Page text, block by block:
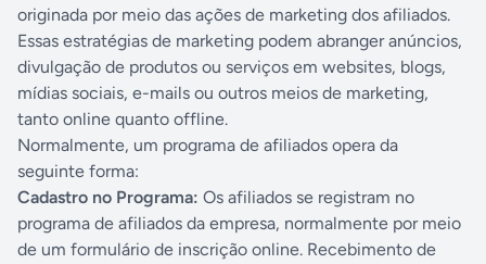
originada por meio das ações de marketing dos afiliados.
Essas estratégias de marketing podem abranger anúncios,
divulgação de produtos ou serviços em websites, blogs,
mídias sociais, e-mails ou outros meios de marketing,
tanto online quanto offline.
Normalmente, um programa de afiliados opera da
seguinte forma:
Cadastro no Programa: Os afiliados se registram no
programa de afiliados da empresa, normalmente por meio
de um formulário de inscrição online. Recebimento de